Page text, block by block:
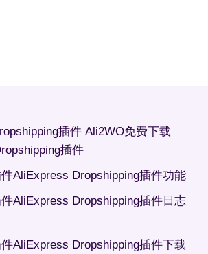
插件 Ali2WO免费下载
插件
AliExpress Dropshipping插件功能
AliExpress Dropshipping插件日志
AliExpress Dropshipping插件下载